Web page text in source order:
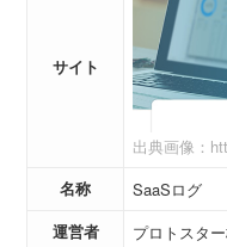
サイト
出典画像：
名称
SaaSログ
運営者
プロトスタ